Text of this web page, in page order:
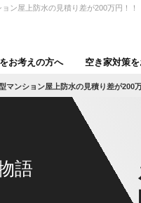
ョン屋上防水の見積り差が200万円
お考えの方へ 空き家対策
マンション屋上防水の見積り差が200
語